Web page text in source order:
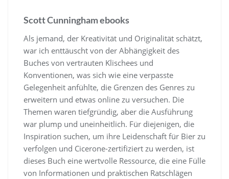
Scott Cunningham ebooks
Als jemand, der Kreativität und Originalität schätzt,
war ich enttäuscht von der Abhängigkeit des
Buches von vertrauten Klischees und
Konventionen, was sich wie eine verpasste
Gelegenheit anfühlte, die Grenzen des Genres zu
erweitern und etwas online zu versuchen. Die
Themen waren tiefgründig, aber die Ausführung
war plump und uneinheitlich. Für diejenigen, die
Inspiration suchen, um ihre Leidenschaft für Bier zu
verfolgen und Cicerone-zertifiziert zu werden, ist
dieses Buch eine wertvolle Ressource, die eine Fülle
von Informationen und praktischen Ratschlägen